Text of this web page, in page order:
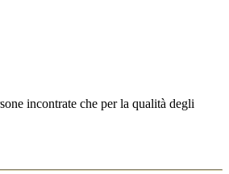
incontrate che per la qualità degli